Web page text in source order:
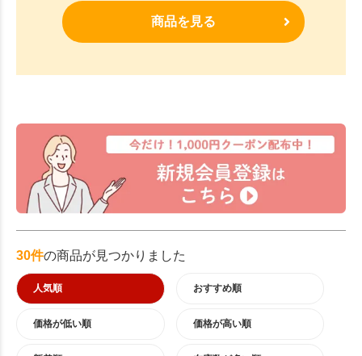
商品を見る
30件の商品が見つかりました
人気順 おすすめ順
価格が低い順 価格が高い順